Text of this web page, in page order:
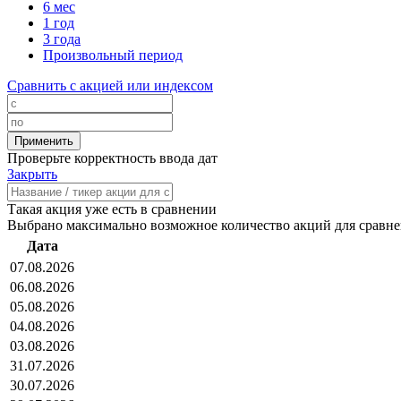
6 мес
1 год
3 года
Произвольный период
Сравнить с акцией или индексом
Проверьте корректность ввода дат
Закрыть
Такая акция уже есть в сравнении
Выбрано максимально возможное количество акций для
Дата
07.08.2026
06.08.2026
05.08.2026
04.08.2026
03.08.2026
31.07.2026
30.07.2026